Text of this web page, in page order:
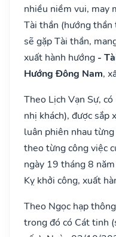
nhiều niềm vui, may
Tài thần (hướng
sẽ gặp Tài thần,
xuất hành hướng -
Hướng Đông Nam,
Theo Lịch Vạn Sự,
nhị khách), được sắp
luân phiên nhau
theo từng công việc
ngày 19 tháng 8
Kỵ khởi công, xuất
Theo Ngọc hạp
trong đó có Cát tinh